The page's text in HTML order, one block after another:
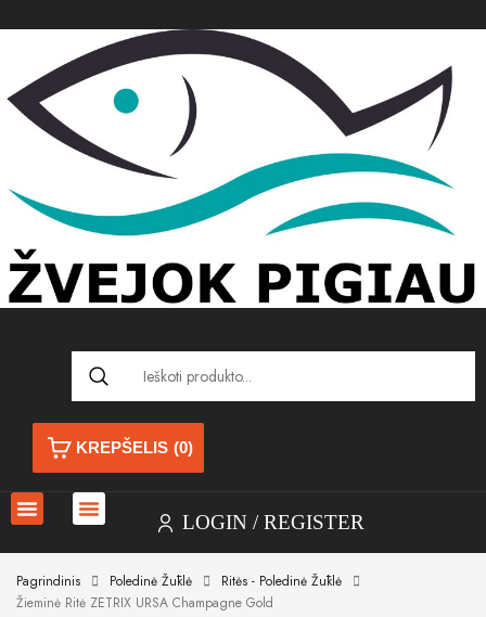
KREPŠELIS (0)
LOGIN REGISTER
Pagrindinis Poledinė Žūklė
Ritės - Poledinė Žūklė
Žieminė Ritė ZETRIX URSA Champagne Gold